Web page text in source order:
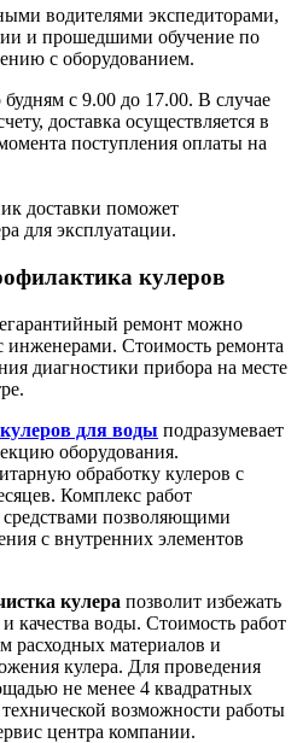
водителями экспедиторами,
и прошедшими обучение по
с оборудованием.
будням с 9.00 до 17.00. В случае
доставка осуществляется в
поступления оплаты на
доставки поможет
для эксплуатации.
кулеров
ремонт можно
инженерами. Стоимость ремонта
диагностики прибора на месте
кулеров для воды подразумевает
оборудования.
обработку кулеров с
Комплекс работ
позволяющими
с внутренних элементов
кулера позволит избежать
качества воды. Стоимость работ
расходных материалов и
кулера. Для проведения
не менее 4 квадратных
возможности работы
центра компании.